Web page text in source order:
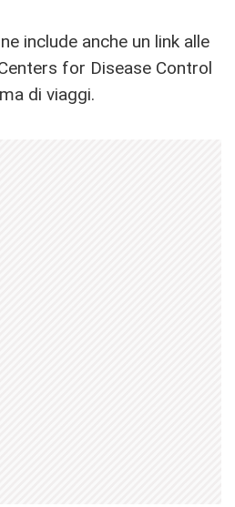
include anche un link alle
for Disease Control
di viaggi.